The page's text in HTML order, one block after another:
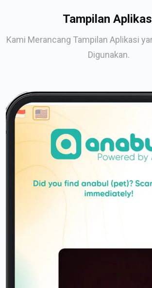
Tampilan
Kami Merancang Tampilan Aplikasi
Digunakan.